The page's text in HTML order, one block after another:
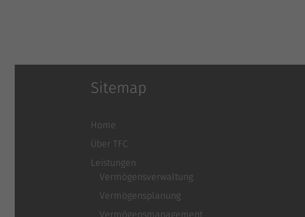
Sitemap
Home
Über TFC
Leistungen
Vermögensverwaltung
Vermögensplanung
Vermögensmanagement